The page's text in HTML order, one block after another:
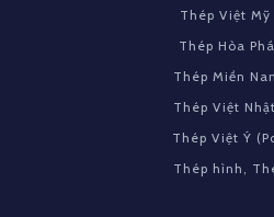
Thép Việt Mỹ
Thép Hòa
Thép Miền
Thép Việt
Thép Việt Ý
Thép hình,